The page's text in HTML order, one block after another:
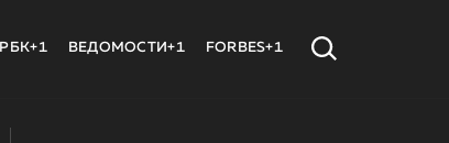
РБК+1 ВЕДОМОСТИ+1 FORBES+1